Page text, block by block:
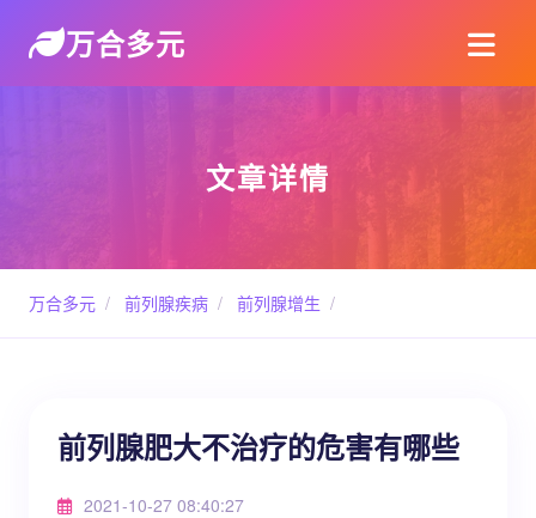
万合多元
文章详情
万合多元 / 前列腺疾病 / 前列腺增生 /
前列腺肥大不治疗的危害有哪些
2021-10-27 08:40:27